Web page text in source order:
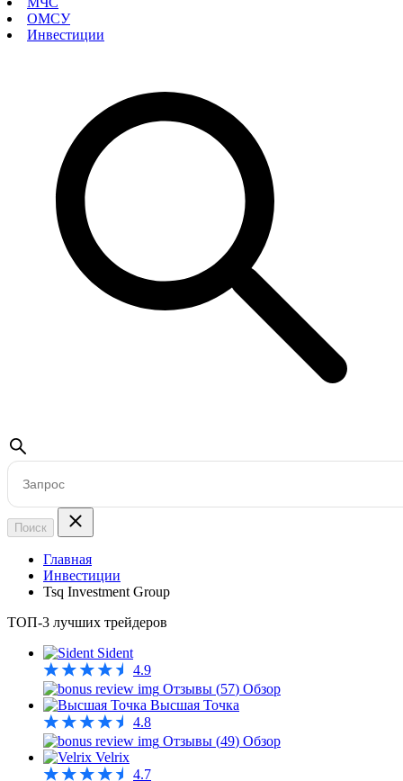
ОМСУ
Инвестиции
Поиск
Главная
Инвестиции
Tsq Investment Group
ТОП-3 лучших трейдеров
Sident
4.9
Отзывы (57) Обзор
Высшая Точка
4.8
Отзывы (49) Обзор
Velrix
4.7